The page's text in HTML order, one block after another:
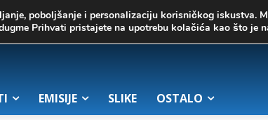
02. август 2026.
EMISIJE SLIKE OSTALO
poboljšanje i personalizaciju korisničkog iskustva.
Prihvati pristajete na upotrebu kolačića kao što je